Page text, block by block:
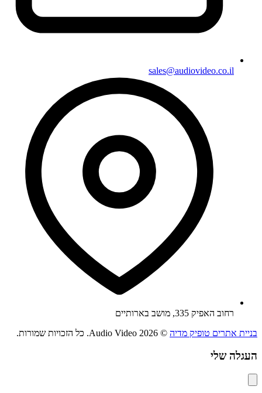
sales@audiovideo.co.il
רחוב האפיק 335, מושב בארותיים
בניית אתרים טופיק מדיה © 2026 Audio Video. כל הזכויות שמורות.
העגלה שלי